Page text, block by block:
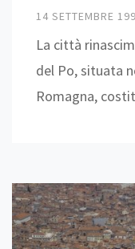
14 SETTEMBRE
La città
del Po, situata
Romagna,